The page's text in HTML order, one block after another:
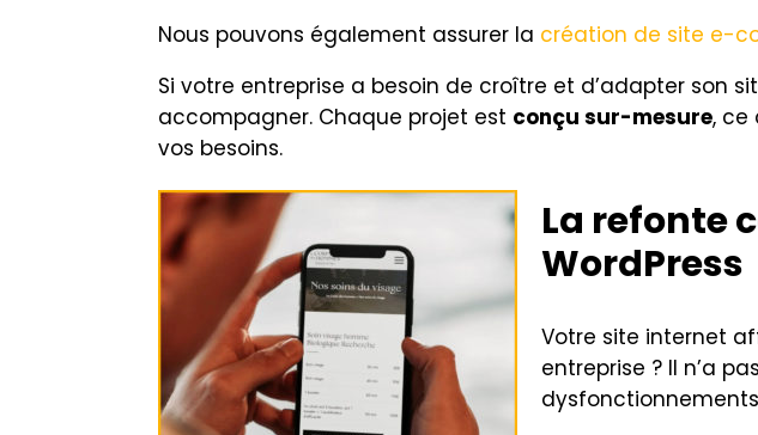
Nous pouvons également assurer la création de site e-
Si votre entreprise a besoin de croître et d’adapter son
accompagner. Chaque projet est conçu sur-mesure, ce
vos besoins.
La refonte
WordPress
Votre site internet
entreprise ? Il n’a